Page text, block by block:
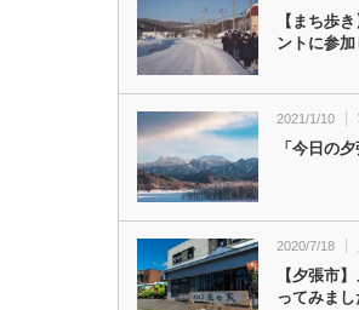
【まち歩
ントに参加
2021/1/10
「今日の
2020/7/18
【夕張市
ってみまし